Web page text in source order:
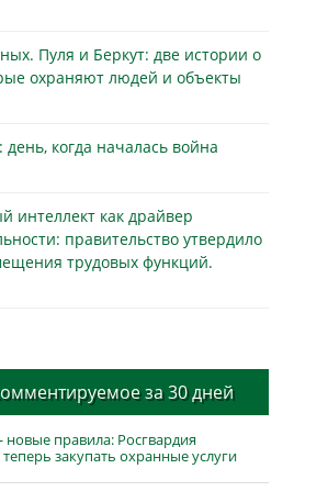
Пуля и Беркут: две истории о
охраняют людей и объекты
когда началась война
интеллект как драйвер
правительство утвердило
трудовых функций.
за 30 дней
правила: Росгвардия
теперь закупать охранные услуги